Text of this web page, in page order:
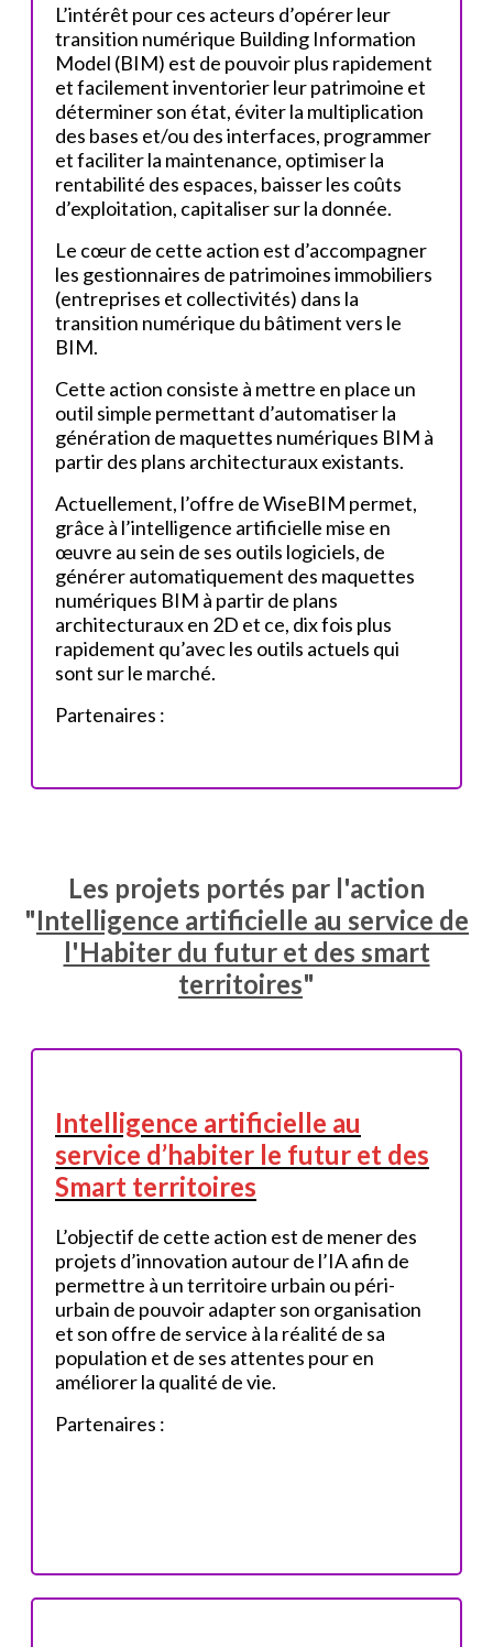
L’intérêt pour ces acteurs d’opérer leur
transition numérique Building Information
Model (BIM) est de pouvoir plus rapidement
et facilement inventorier leur patrimoine et
déterminer son état, éviter la multiplication
des bases et/ou des interfaces, programmer
et faciliter la maintenance, optimiser la
rentabilité des espaces, baisser les coûts
d’exploitation, capitaliser sur la donnée.
Le cœur de cette action est d’accompagner
les gestionnaires de patrimoines immobiliers
(entreprises et collectivités) dans la
transition numérique du bâtiment vers le
BIM.
Cette action consiste à mettre en place un
outil simple permettant d’automatiser la
génération de maquettes numériques BIM à
partir des plans architecturaux existants.
Actuellement, l’offre de WiseBIM permet,
grâce à l’intelligence artificielle mise en
œuvre au sein de ses outils logiciels, de
générer automatiquement des maquettes
numériques BIM à partir de plans
architecturaux en 2D et ce, dix fois plus
rapidement qu’avec les outils actuels qui
sont sur le marché.
Partenaires :
Les projets portés par l'action
"Intelligence artificielle au service de
l'Habiter du futur et des smart
territoires"
Intelligence artificielle au
service d’habiter le futur et des
Smart territoires
L’objectif de cette action est de mener des
projets d’innovation autour de l’IA afin de
permettre à un territoire urbain ou péri-
urbain de pouvoir adapter son organisation
et son offre de service à la réalité de sa
population et de ses attentes pour en
améliorer la qualité de vie.
Partenaires :